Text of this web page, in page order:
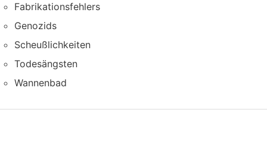
Fabrikationsfehlers
Genozids
Scheußlichkeiten
Todesängsten
Wannenbad